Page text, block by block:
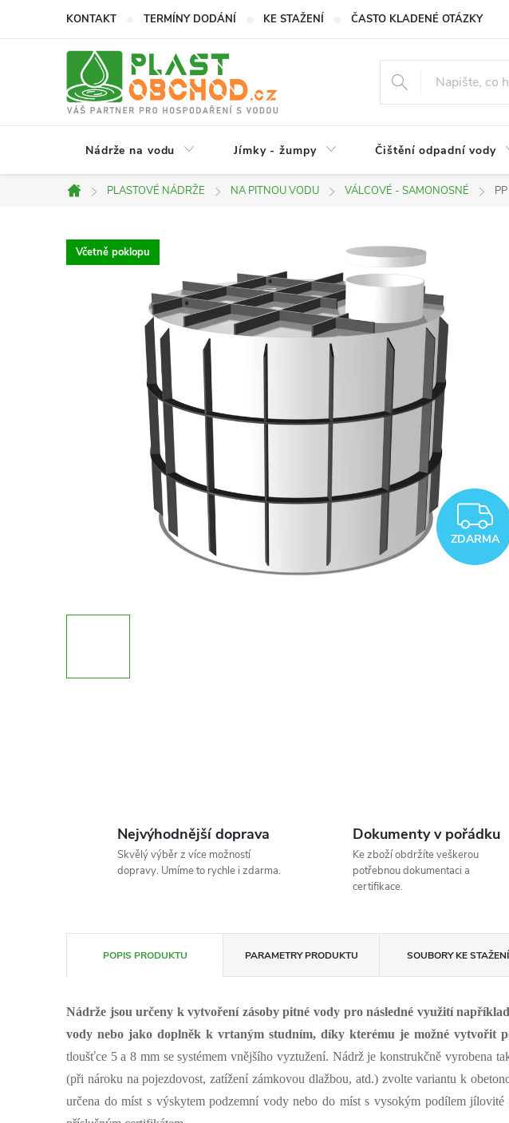
KONTAKT TERMÍNY DODÁNÍ KE STAŽENÍ ČASTO KLADENÉ OTÁZKY
Nádrže na vodu Jímky - žumpy Čištění odpadní vody
Domů
PLASTOVÉ NÁDRŽE NA PITNOU VODU VÁLCOVÉ - SAMONOSNÉ
Včetně poklopu
ZDARMA
Nejvýhodnější doprava
Skvělý výběr z více možností
dopravy. Umíme to rychle i zdarma.
Dokumenty v pořádku
Ke zboží obdržíte veškerou
potřebnou dokumentaci a
certifikace.
POPIS PRODUKTU PARAMETRY PRODUKTU SOUBORY KE STAŽENÍ
Nádrže jsou určeny k vytvoření zásoby pitné vody pro následné využití
vody nebo jako doplněk k vrtaným studním, díky kterému je možné vytvořit
tloušťce 5 a 8 mm se systémem vnějšího vyztužení. Nádrž je konstrukčně vyrobena
(při nároku na pojezdovost, zatížení zámkovou dlažbou, atd.) zvolte variantu k
určena do míst s výskytem podzemní vody nebo do míst s vysokým podílem